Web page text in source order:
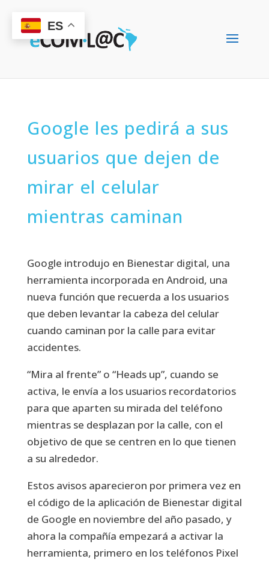
Google les pedirá a sus
usuarios que dejen de
mirar el celular
mientras caminan
Google introdujo en Bienestar digital, una
herramienta incorporada en Android, una
nueva función que recuerda a los usuarios
que deben levantar la cabeza del celular
cuando caminan por la calle para evitar
accidentes.
“Mira al frente” o “Heads up”, cuando se
activa, le envía a los usuarios recordatorios
para que aparten su mirada del teléfono
mientras se desplazan por la calle, con el
objetivo de que se centren en lo que tienen
a su alrededor.
Estos avisos aparecieron por primera vez en
el código de la aplicación de Bienestar digital
de Google en noviembre del año pasado, y
ahora la compañía empezará a activar la
herramienta, primero en los teléfonos Pixel
ES